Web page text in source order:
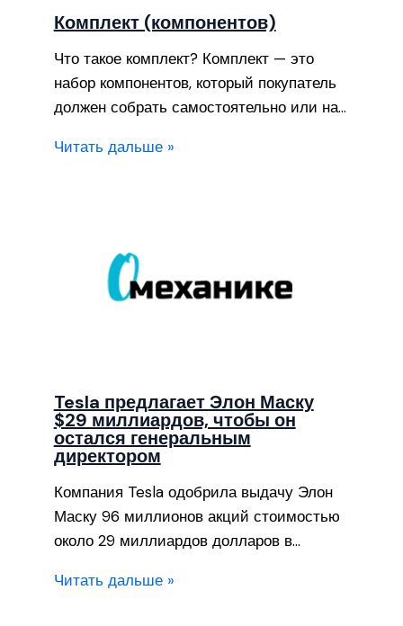
Комплект (компонентов)
Что такое комплект? Комплект — это
набор компонентов, который покупатель
должен собрать самостоятельно или на…
Читать дальше »
Tesla предлагает Элон Маску
$29 миллиардов, чтобы он
остался генеральным
директором
Компания Tesla одобрила выдачу Элон
Маску 96 миллионов акций стоимостью
около 29 миллиардов долларов в…
Читать дальше »